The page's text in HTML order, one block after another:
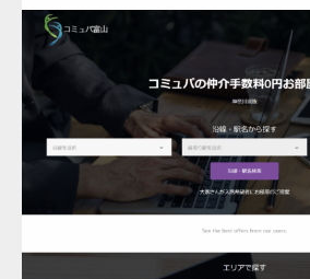
更新日： 2023.03.10
認知症疾患医療センター
詳細 検索サイト